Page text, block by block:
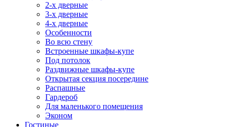
2-х дверные
3-х дверные
4-х дверные
Особенности
Во всю стену
Встроенные шкафы-купе
Под потолок
Раздвижные шкафы-купе
Открытая секция посередине
Распашные
Гардероб
Для маленького помещения
Эконом
Гостиные